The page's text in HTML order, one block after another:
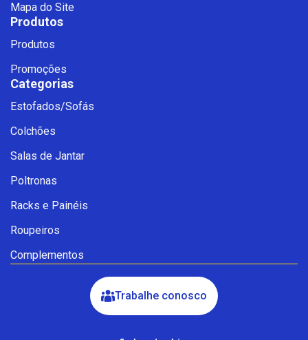
Mapa do Site
Produtos
Produtos
Promoções
Categorias
Estofados/Sofás
Colchões
Salas de Jantar
Poltronas
Racks e Painéis
Roupeiros
Complementos
Trabalhe conosco